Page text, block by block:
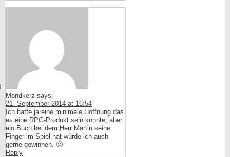
Mondkerz says:
21. September 2014 at 16:54
Ich hatte ja eine minimale Hoffnung das
es eine RPG-Produkt sein könnte, aber
ein Buch bei dem Herr Martin seine
Finger im Spiel hat würde ich auch
gerne gewinnen. 🙂
Reply